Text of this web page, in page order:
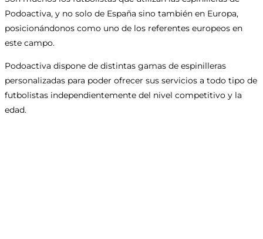
Podoactiva, y no solo de España sino también en Europa,
posicionándonos como uno de los referentes europeos en
este campo.
Podoactiva dispone de distintas gamas de espinilleras
personalizadas para poder ofrecer sus servicios a todo tipo de
futbolistas independientemente del nivel competitivo y la
edad.